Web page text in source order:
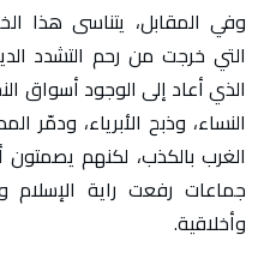
وفي المقابل، يتناسى هذا
التي خرجت من رحم التشدد
الذي أعاد إلى الوجود أسواق
النساء، وذبح الأبرياء، ودمّر
الغرب بالكذب، لكنهم يصمتون
جماعات رفعت راية
وأخلاقية.